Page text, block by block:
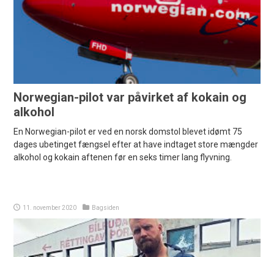
Norwegian-pilot var påvirket af kokain og
alkohol
En Norwegian-pilot er ved en norsk domstol blevet idømt 75
dages ubetinget fængsel efter at have indtaget store mængder
alkohol og kokain aftenen før en seks timer lang flyvning.
11. november 2020 Bagsiden